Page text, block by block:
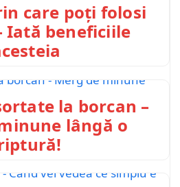
care poți folosi
Iată beneficiile
la borcan –
lângă o